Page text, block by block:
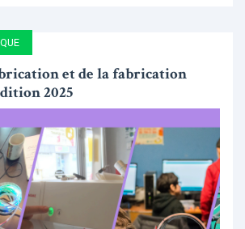
et de la fabrication
2025